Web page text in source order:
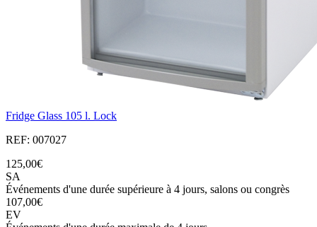
Fridge Glass 105 l. Lock
REF: 007027
125,00€
SA
Événements d'une durée supérieure à 4 jours, salons ou congrès
107,00€
EV